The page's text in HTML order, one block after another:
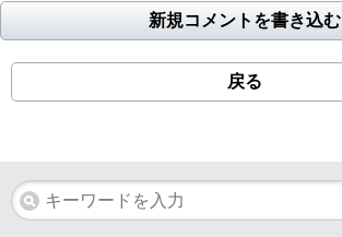
新規コメントを書き込む
戻る